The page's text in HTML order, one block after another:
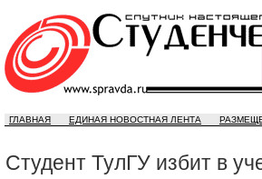
ГЛАВНАЯ ЕДИНАЯ НОВОСТНАЯ ЛЕНТА
Студент ТулГУ избит в